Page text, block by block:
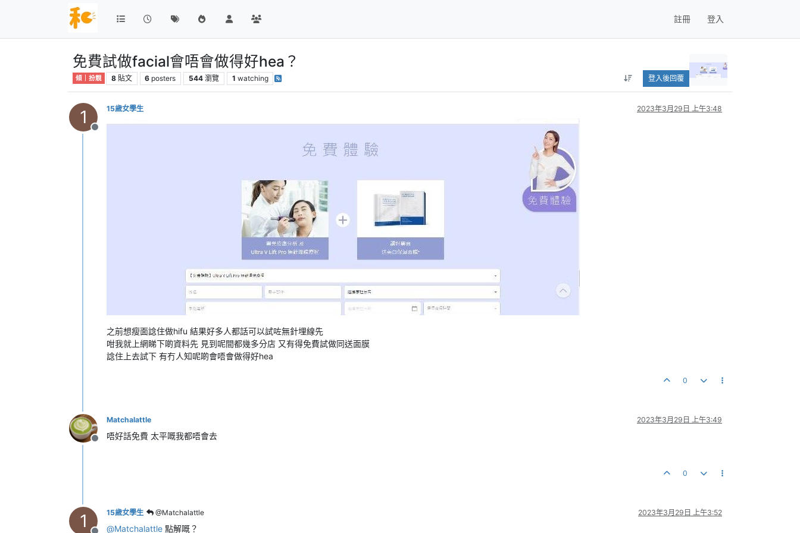
註冊 登入
免費試做facial會唔會做得好hea？
傾｜扮靚 8 貼文 6 posters 544 瀏覽 1 watching 登入後回覆
1
離線
15歲女學生 2023年3月29日 上午3:48
之前想瘦面諗住做hifu 結果好多人都話可以試咗無針埋線先
咁我就上網睇下啲資料先 見到呢間都幾多分店 又有得免費試做同送面膜
諗住上去試下 有冇人知呢啲會唔會做得好hea
0
離線
Matchalattle 2023年3月29日 上午3:49
唔好話免費 太平嘅我都唔會去
0
1 15歲女學生 @Matchalattle 2023年3月29日 上午3:52
@Matchalattle 點解嘅？